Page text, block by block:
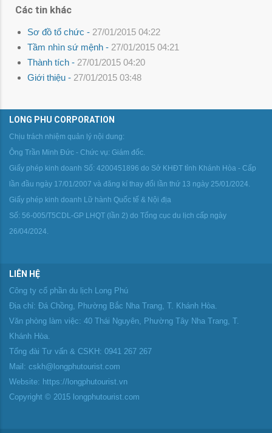
Các tin khác
Sơ đồ tổ chức - 27/01/2015 04:22
Tầm nhìn sứ mệnh - 27/01/2015 04:21
Thành tích - 27/01/2015 04:20
Giới thiệu - 27/01/2015 03:48
LONG PHU CORPORATION
Chịu trách nhiệm quản lý nội dung:
Ông Trần Minh Đức - Chức vụ: Giám đốc.
Giấy phép kinh doanh Số: 4200451896 do Sở KHĐT tỉnh Khánh Hòa - Cấp
lần đầu ngày 17/01/2007 và đăng kí thay đổi lần thứ 13 ngày 25/01/2024.
Giấy phép kinh doanh Lữ hành Quốc tế & Nội địa
Số: 56-005/T5CDL-GP LHQT (lần 2) do Tổng cục du lịch cấp ngày
26/04/2024.
LIÊN HỆ
Công ty cổ phần du lịch Long Phú
Địa chỉ: Đá Chồng, Phường Bắc Nha Trang, T. Khánh Hòa.
Văn phòng làm việc: 40 Thái Nguyên, Phường Tây Nha Trang, T.
Khánh Hòa.
Tổng đài Tư vấn & CSKH: 0941 267 267
Mail: cskh@longphutourist.com
Website: https://longphutourist.vn
Copyright © 2015 longphutourist.com